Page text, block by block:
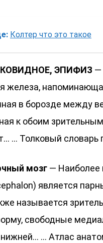
Колтер что это такое
ЭПИФИЗ —
железа,
в борозде между
к обоим
… Толковый словарь
мозг — Наиболее
является
называется
свободные
… Атлас